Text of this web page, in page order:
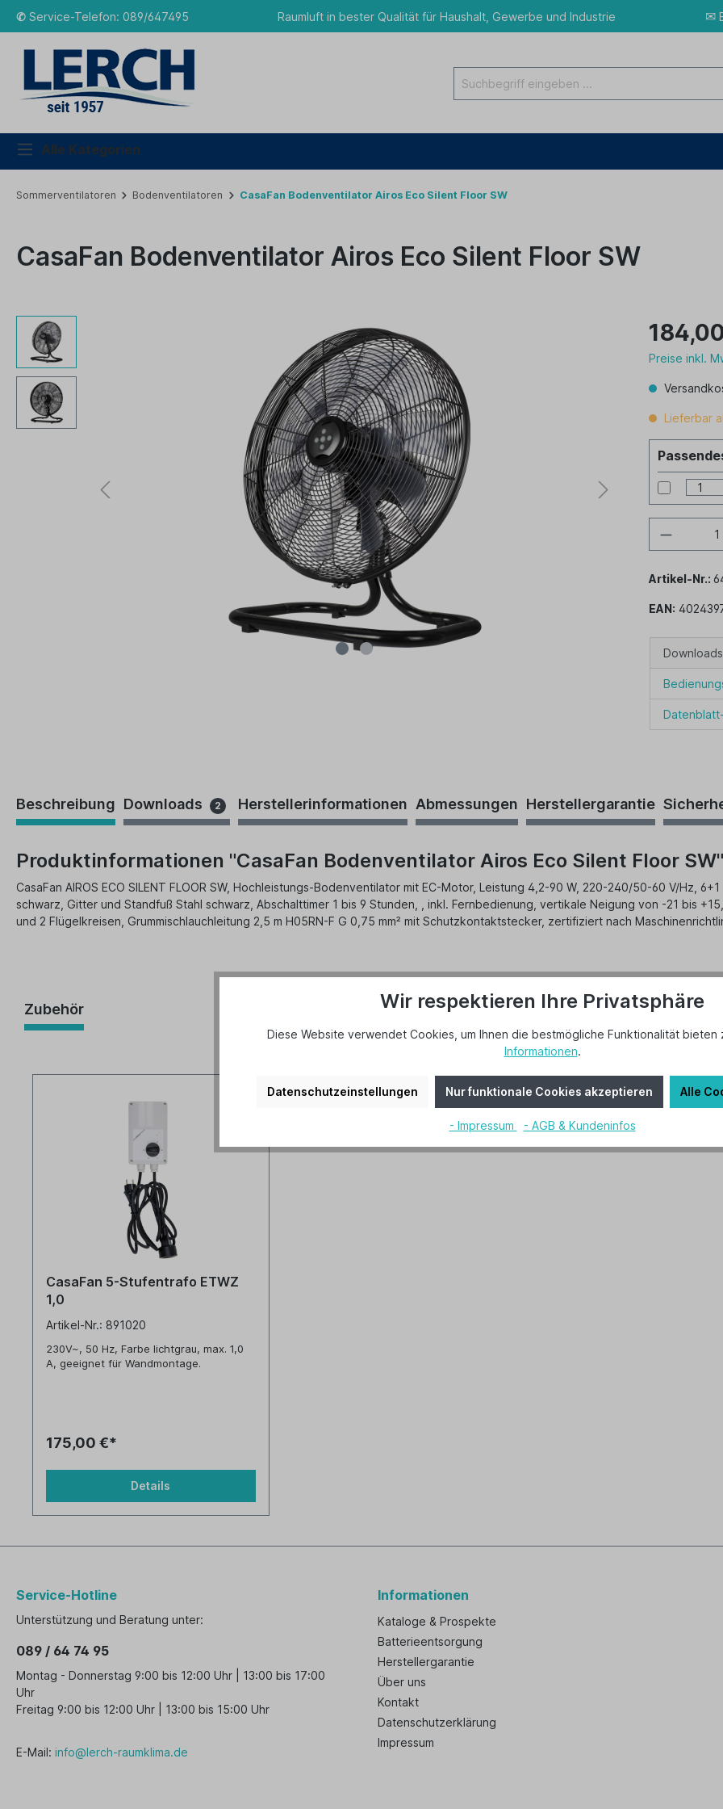
✆ Service-Telefon: 089/647495 Raumluft in bester Qualität für Haushalt, Gewerbe und Industrie ✉
Alle Kategorien
Sommerventilatoren Bodenventilatoren CasaFan Bodenventilator Airos Eco Silent Floor SW
CasaFan Bodenventilator Airos Eco Silent Floor SW
Preise inkl.
Lieferbar
Artikel-Nr.:
EAN:
Downloads
Beschreibung Downloads 2 Herstellerinformationen Abmessungen Herstellergarantie
Produktinformationen "CasaFan Bodenventilator Airos Eco Silent Floor SW"
CasaFan AIROS ECO SILENT FLOOR SW, Hochleistungs-Bodenventilator mit EC-Motor, Leistung 4,2-90 W, 220-240/50-60 V/Hz,
schwarz, Gitter und Standfuß Stahl schwarz, Abschalttimer 1 bis 9 Stunden, , inkl. Fernbedienung, vertikale Neigung von -21 bis
und 2 Flügelkreisen, Grummischlauchleitung 2,5 m H05RN-F G 0,75 mm² mit Schutzkontaktstecker, zertifiziert nach
Zubehör
CasaFan 5-Stufentrafo ETWZ
1,0
Artikel-Nr.: 891020
230V~, 50 Hz, Farbe lichtgrau, max. 1,0
A, geeignet für Wandmontage.
175,00 €*
Details
Service-Hotline
Unterstützung und Beratung unter:
089 / 64 74 95
Montag - Donnerstag 9:00 bis 12:00 Uhr | 13:00 bis 17:00
Uhr
Freitag 9:00 bis 12:00 Uhr | 13:00 bis 15:00 Uhr
E-Mail: info@lerch-raumklima.de
Informationen
Kataloge & Prospekte
Batterieentsorgung
Herstellergarantie
Über uns
Kontakt
Datenschutzerklärung
Impressum
Wir respektieren Ihre Privatsphäre
Diese Website verwendet Cookies, um Ihnen die bestmögliche Funktionalität bieten
Informationen.
Datenschutzeinstellungen Nur funktionale Cookies akzeptieren Alle
- Impressum - AGB & Kundeninfos